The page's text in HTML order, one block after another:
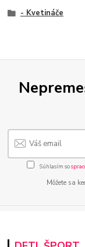
- Kvetináče
Súhlasím so
Môžete sa